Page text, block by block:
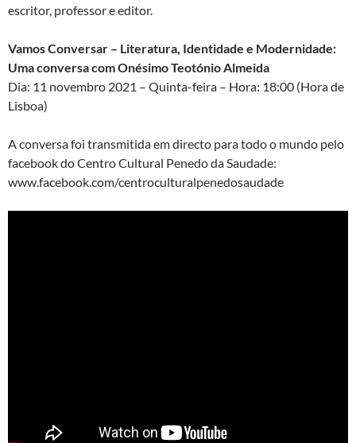
escritor, professor e editor.
Vamos Conversar – Literatura, Identidade e Modernidade:
Uma conversa com Onésimo Teotónio Almeida
Dia: 11 novembro 2021 – Quinta-feira – Hora: 18:00 (Hora de
Lisboa)
A conversa foi transmitida em directo para todo o mundo pelo
facebook do Centro Cultural Penedo da Saudade:
www.facebook.com/centroculturalpenedosaudade